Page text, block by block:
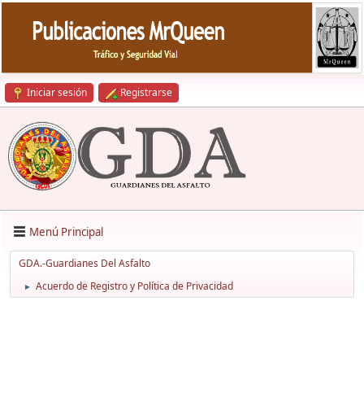
Iniciar sesión Registrarse
Menú Principal
GDA.-Guardianes Del Asfalto
► Acuerdo de Registro y Política de Privacidad